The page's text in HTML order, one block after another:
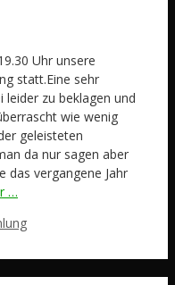
Uhr unsere
statt.Eine sehr
leider zu beklagen und
wie wenig
geleisteten
da nur sagen aber
das vergangene Jahr
…